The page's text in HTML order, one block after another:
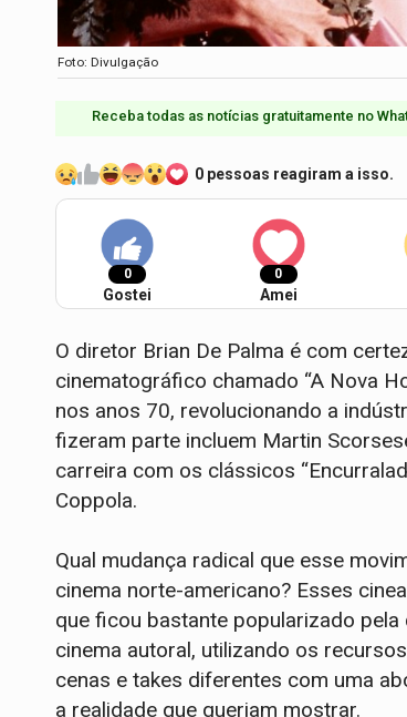
Foto: Divulgação
Receba todas as notícias gratuitamente no
0 pessoas reagiram a isso.
0
Gostei
0
Amei
O diretor Brian De Palma é com
cinematográfico chamado “A Nova
nos anos 70, revolucionando a
fizeram parte incluem Martin
carreira com os clássicos
Coppola.
Qual mudança radical que esse
cinema norte-americano? Esses
que ficou bastante popularizado
cinema autoral, utilizando os
cenas e takes diferentes com uma
a realidade que queriam mostrar.